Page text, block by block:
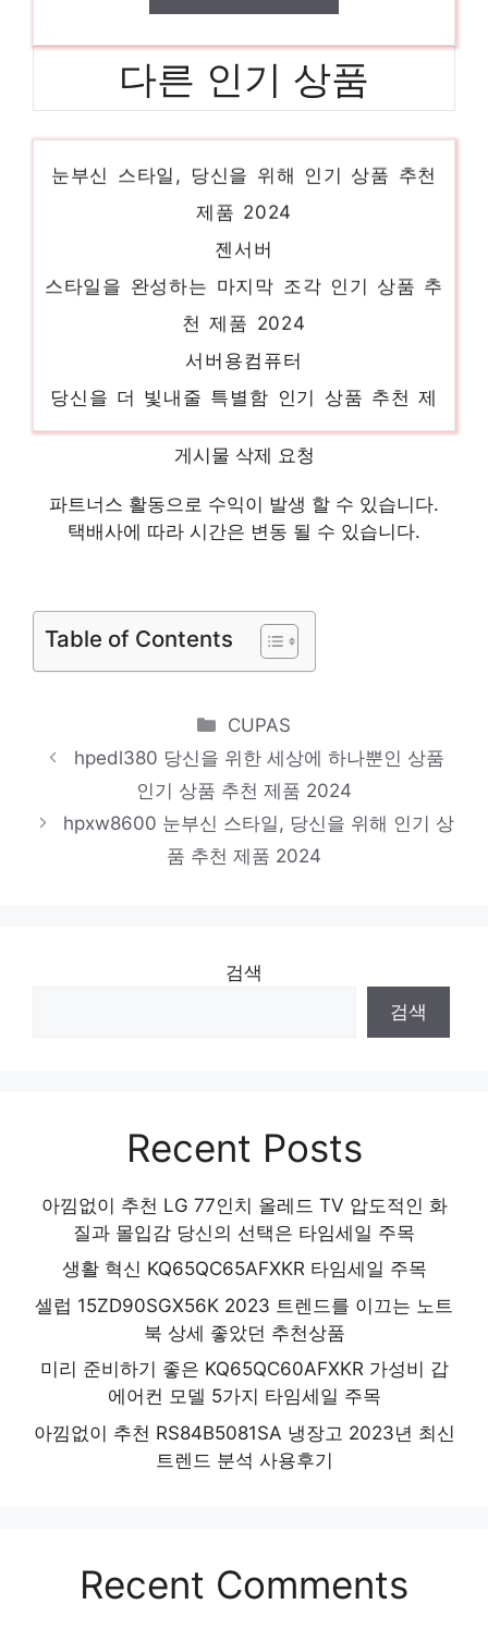
다른 인기 상품
dellserver
제품 2024
젠서버
스타일을 완성하는 마지막 조각 인기 상품 추
천 제품 2024
서버용컴퓨터
당신을 더 빛내줄 특별함 인기 상품 추천 제
품 2024
서버구매
제품 2024
품 2024
서버pc
품 2024
z8g4
센스있는 선물, 지금 만나보세요! 인기 상품
추천 제품 2024
게시물 삭제 요청
파트너스 활동으로 수익이 발생 할 수 있습니다.
택배사에 따라 시간은 변동 될 수 있습니다.
Table of Contents
Categories
CUPAS
hpedl380 당신을 위한 세상에 하나뿐인 상품
인기 상품 추천 제품 2024
hpxw8600 눈부신 스타일, 당신을 위해 인기 상
품 추천 제품 2024
검색
검색
Recent Posts
아낌없이 추천 LG 77인치 올레드 TV 압도적인 화
질과 몰입감 당신의 선택은 타임세일 주목
생활 혁신 KQ65QC65AFXKR 타임세일 주목
셀럽 15ZD90SGX56K 2023 트렌드를 이끄는 노트
북 상세 좋았던 추천상품
미리 준비하기 좋은 KQ65QC60AFXKR 가성비 갑
에어컨 모델 5가지 타임세일 주목
아낌없이 추천 RS84B5081SA 냉장고 2023년 최신
트렌드 분석 사용후기
Recent Comments